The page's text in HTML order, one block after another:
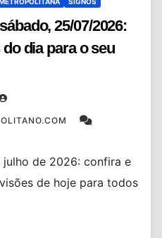
25/07/2026:
dia para o seu
de 2026: confira e
de hoje para todos